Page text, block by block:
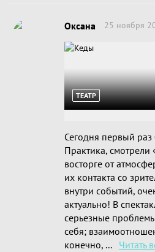
Оксана 25 ноября
ТЕАТР
Сегодня первый раз
Практика,
восторге от
их контакта со
внутри событий,
актуально! В
серьезные
себя;
конечно, ... Читать